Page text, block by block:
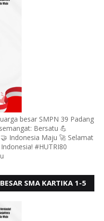
besar SMPN 39 Padang
Bersatu 💪
Indonesia Maju 🚀 Selamat
#HUTRI80
SMA KARTIKA 1-5